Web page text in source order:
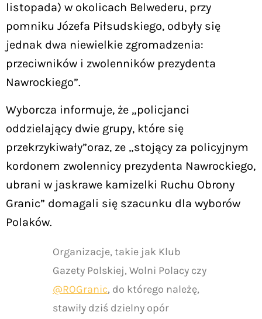
listopada) w okolicach Belwederu, przy
pomniku Józefa Piłsudskiego, odbyły się
jednak dwa niewielkie zgromadzenia:
przeciwników i zwolenników prezydenta
Nawrockiego”.
Wyborcza informuje, że „policjanci
oddzielający dwie grupy, które się
przekrzykiwały”oraz, ze „stojący za policyjnym
kordonem zwolennicy prezydenta Nawrockiego,
ubrani w jaskrawe kamizelki Ruchu Obrony
Granic” domagali się szacunku dla wyborów
Polaków.
Organizacje, takie jak Klub
Gazety Polskiej, Wolni Polacy czy
@ROGranic, do którego należę,
stawiły dziś dzielny opór